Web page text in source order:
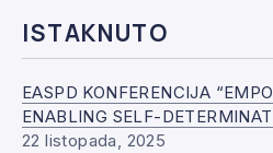
ISTAKNUTO
EASPD KONFERENCIJA
ENABLING SELF-
22 listopada, 2025